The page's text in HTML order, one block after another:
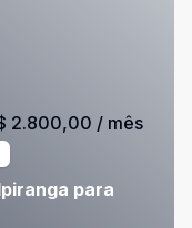
para
2.800,00 / mês